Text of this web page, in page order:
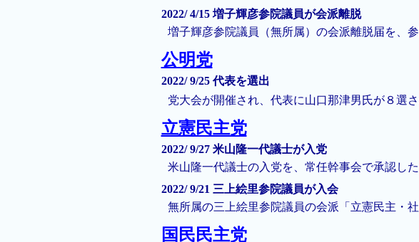
2022/ 4/15 増子輝彦参院議員が会派離脱
増子輝彦参院議員（無所属）の会派離脱届を、
公明党
2022/ 9/25 代表を選出
党大会が開催され、代表に山口那津男氏が８選さ
立憲民主党
2022/ 9/27 米山隆一代議士が入党
米山隆一代議士の入党を、常任幹事会で承認した
2022/ 9/21 三上絵里参院議員が入会
無所属の三上絵里参院議員の会派「立憲民主・
国民民主党